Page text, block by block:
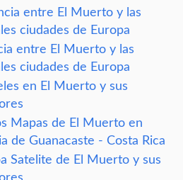
entre El Muerto y las
ciudades de Europa
entre El Muerto y las
ciudades de Europa
en El Muerto y sus
Mapas de El Muerto en
de Guanacaste - Costa Rica
Satelite de El Muerto y sus